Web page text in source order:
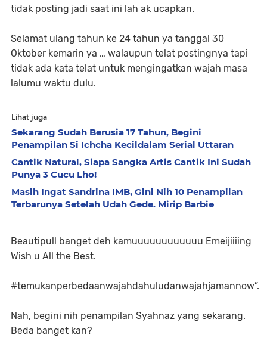
tidak posting jadi saat ini lah ak ucapkan.
Selamat ulang tahun ke 24 tahun ya tanggal 30
Oktober kemarin ya … walaupun telat postingnya tapi
tidak ada kata telat untuk mengingatkan wajah masa
lalumu waktu dulu.
Lihat juga
Sekarang Sudah Berusia 17 Tahun, Begini
Penampilan Si Ichcha Kecildalam Serial Uttaran
Cantik Natural, Siapa Sangka Artis Cantik Ini Sudah
Punya 3 Cucu Lho!
Masih Ingat Sandrina IMB, Gini Nih 10 Penampilan
Terbarunya Setelah Udah Gede. Mirip Barbie
Beautipull banget deh kamuuuuuuuuuuuu Emeijiiiing
Wish u All the Best.
#temukanperbedaanwajahdahuludanwajahjamannow”.
Nah, begini nih penampilan Syahnaz yang sekarang.
Beda banget kan?